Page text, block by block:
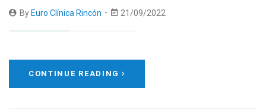
By Euro Clínica Rincón 21/09/2022
CONTINUE READING